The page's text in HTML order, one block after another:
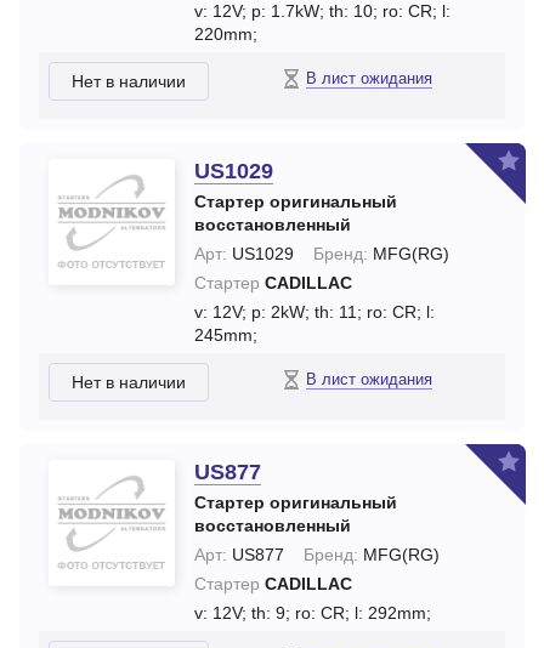
v: 12V; p: 1.7kW; th: 10; ro: CR; l:
220mm;
Нет в наличии В лист ожидания
US1029
Стартер оригинальный
восстановленный
Арт: US1029 Бренд: MFG(RG)
Стартер CADILLAC
v: 12V; p: 2kW; th: 11; ro: CR; l:
245mm;
Нет в наличии В лист ожидания
US877
Стартер оригинальный
восстановленный
Арт: US877 Бренд: MFG(RG)
Стартер CADILLAC
v: 12V; th: 9; ro: CR; l: 292mm;